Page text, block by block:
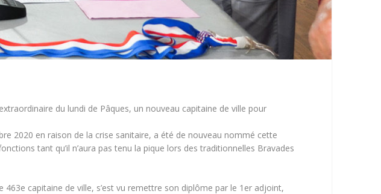
du lundi de Pâques, un nouveau capitaine de ville pour
2020 en raison de la crise sanitaire, a été de nouveau nommé cette
tant qu’il n’aura pas tenu la pique lors des traditionnelles Bravades
capitaine de ville, s’est vu remettre son diplôme par le 1er adjoint,